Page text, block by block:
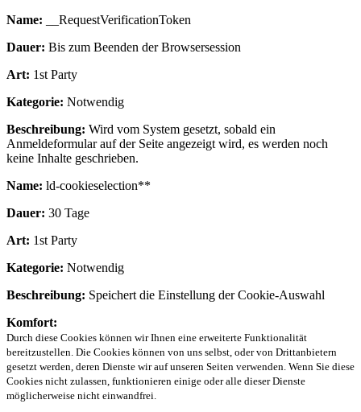
Name: __RequestVerificationToken
Dauer: Bis zum Beenden der Browsersession
Art: 1st Party
Kategorie: Notwendig
Beschreibung: Wird vom System gesetzt, sobald ein
Anmeldeformular auf der Seite angezeigt wird, es werden noch
keine Inhalte geschrieben.
Name: ld-cookieselection**
Dauer: 30 Tage
Art: 1st Party
Kategorie: Notwendig
Beschreibung: Speichert die Einstellung der Cookie-Auswahl
Komfort:
Durch diese Cookies können wir Ihnen eine erweiterte Funktionalität
bereitzustellen. Die Cookies können von uns selbst, oder von Drittanbietern
gesetzt werden, deren Dienste wir auf unseren Seiten verwenden. Wenn Sie diese
Cookies nicht zulassen, funktionieren einige oder alle dieser Dienste
möglicherweise nicht einwandfrei.